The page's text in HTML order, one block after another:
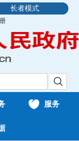
长者模式
服务